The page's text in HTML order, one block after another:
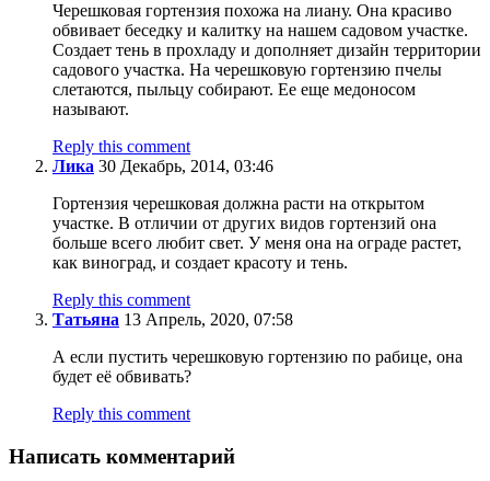
Черешковая гортензия похожа на лиану. Она красиво
обвивает беседку и калитку на нашем садовом участке.
Создает тень в прохладу и дополняет дизайн территории
садового участка. На черешковую гортензию пчелы
слетаются, пыльцу собирают. Ее еще медоносом
называют.
Reply this comment
Лика 30 Декабрь, 2014, 03:46
Гортензия черешковая должна расти на открытом
участке. В отличии от других видов гортензий она
больше всего любит свет. У меня она на ограде растет,
как виноград, и создает красоту и тень.
Reply this comment
Татьяна 13 Апрель, 2020, 07:58
А если пустить черешковую гортензию по рабице, она
будет её обвивать?
Reply this comment
Написать комментарий